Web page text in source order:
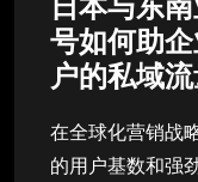
号如何助
户的私域
在全球化营销战
的用户基数和强